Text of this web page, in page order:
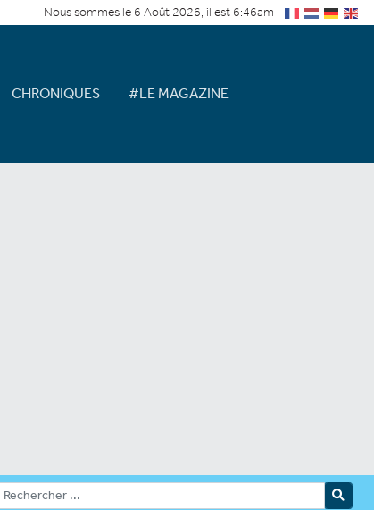
Nous sommes le 6 Août 2026, il est 6:46am
CHRONIQUES #LE MAGAZINE